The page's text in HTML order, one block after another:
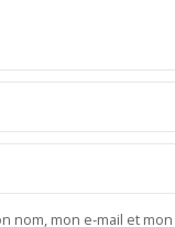
nom, mon e-mail et